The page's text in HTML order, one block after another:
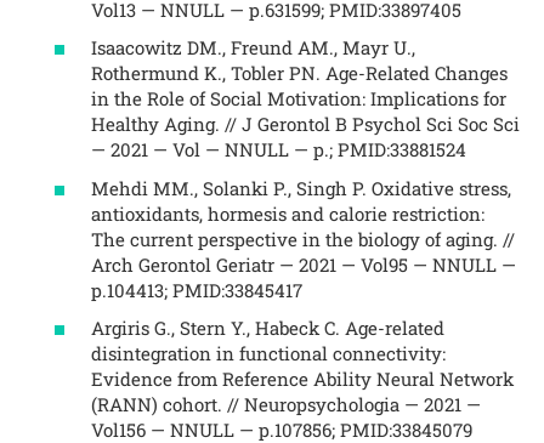
Vol13 — NNULL — p.631599; PMID:33897405
Isaacowitz DM., Freund AM., Mayr U.,
Rothermund K., Tobler PN. Age-Related Changes
in the Role of Social Motivation: Implications for
Healthy Aging. // J Gerontol B Psychol Sci Soc Sci
— 2021 — Vol — NNULL — p.; PMID:33881524
Mehdi MM., Solanki P., Singh P. Oxidative stress,
antioxidants, hormesis and calorie restriction:
The current perspective in the biology of aging. //
Arch Gerontol Geriatr — 2021 — Vol95 — NNULL —
p.104413; PMID:33845417
Argiris G., Stern Y., Habeck C. Age-related
disintegration in functional connectivity:
Evidence from Reference Ability Neural Network
(RANN) cohort. // Neuropsychologia — 2021 —
Vol156 — NNULL — p.107856; PMID:33845079